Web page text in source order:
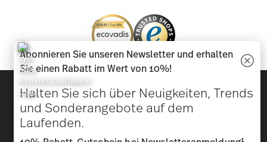
Entdecken Sie unsere Marken
Design & Funktionalität für Ihr Zuhause
Homepage AGB
Abonnieren Sie unseren Newsletter und erhalten
Sie einen Rabatt im Wert von 10%!
Halten Sie sich über Neuigkeiten, Trends
und Sonderangebote auf dem
Laufenden.
1